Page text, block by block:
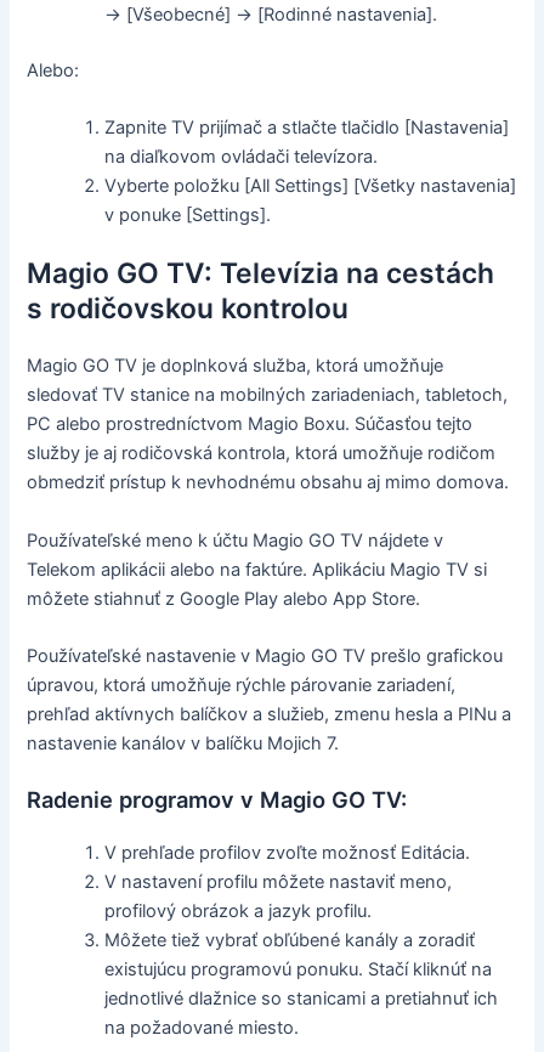
→ [Všeobecné] → [Rodinné nastavenia].
Alebo:
Zapnite TV prijímač a stlačte tlačidlo [Nastavenia]
na diaľkovom ovládači televízora.
Vyberte položku [All Settings] [Všetky nastavenia]
v ponuke [Settings].
Magio GO TV: Televízia na cestách
s rodičovskou kontrolou
Magio GO TV je doplnková služba, ktorá umožňuje
sledovať TV stanice na mobilných zariadeniach, tabletoch,
PC alebo prostredníctvom Magio Boxu. Súčasťou tejto
služby je aj rodičovská kontrola, ktorá umožňuje rodičom
obmedziť prístup k nevhodnému obsahu aj mimo domova.
Používateľské meno k účtu Magio GO TV nájdete v
Telekom aplikácii alebo na faktúre. Aplikáciu Magio TV si
môžete stiahnuť z Google Play alebo App Store.
Používateľské nastavenie v Magio GO TV prešlo grafickou
úpravou, ktorá umožňuje rýchle párovanie zariadení,
prehľad aktívnych balíčkov a služieb, zmenu hesla a PINu a
nastavenie kanálov v balíčku Mojich 7.
Radenie programov v Magio GO TV:
V prehľade profilov zvoľte možnosť Editácia.
V nastavení profilu môžete nastaviť meno,
profilový obrázok a jazyk profilu.
Môžete tiež vybrať obľúbené kanály a zoradiť
existujúcu programovú ponuku. Stačí kliknúť na
jednotlivé dlažnice so stanicami a pretiahnuť ich
na požadované miesto.